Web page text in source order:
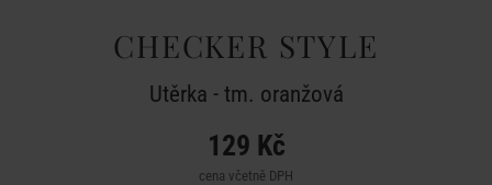
CHECKER STYLE
Utěrka - tm. oranžová
129 Kč
cena včetně DPH